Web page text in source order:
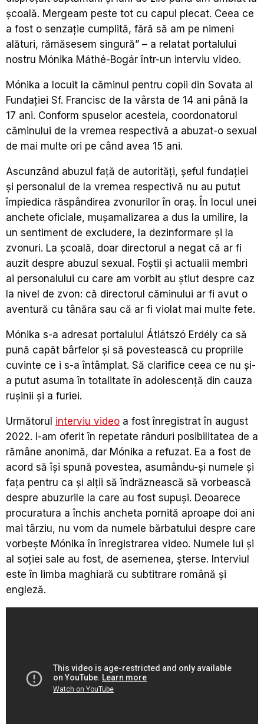
școală. Mergeam peste tot cu capul plecat. Ceea ce
a fost o senzație cumplită, fără să am pe nimeni
alături, rămăsesem singură” – a relatat portalului
nostru Mónika Máthé-Bogár într-un interviu video.
Mónika a locuit la căminul pentru copii din Sovata al
Fundației Sf. Francisc de la vârsta de 14 ani până la
17 ani. Conform spuselor acesteia, coordonatorul
căminului de la vremea respectivă a abuzat-o sexual
de mai multe ori pe când avea 15 ani.
Ascunzând abuzul față de autorități, șeful fundației
și personalul de la vremea respectivă nu au putut
împiedica răspândirea zvonurilor în oraș. În locul unei
anchete oficiale, mușamalizarea a dus la umilire, la
un sentiment de excludere, la dezinformare și la
zvonuri. La școală, doar directorul a negat că ar fi
auzit despre abuzul sexual. Foștii și actualii membri
ai personalului cu care am vorbit au știut despre caz
la nivel de zvon: că directorul căminului ar fi avut o
aventură cu tânăra sau că ar fi violat mai multe fete.
Mónika s-a adresat portalului Átlátszó Erdély ca să
pună capăt bârfelor și să povestească cu propriile
cuvinte ce i s-a întâmplat. Să clarifice ceea ce nu și-
a putut asuma în totalitate în adolescență din cauza
rușinii și a furiei.
Următorul interviu video a fost înregistrat în august
2022. I-am oferit în repetate rânduri posibilitatea de a
rămâne anonimă, dar Mónika a refuzat. Ea a fost de
acord să își spună povestea, asumându-și numele și
fața pentru ca și alții să îndrăznească să vorbească
despre abuzurile la care au fost supuși. Deoarece
procuratura a închis ancheta pornită aproape doi ani
mai târziu, nu vom da numele bărbatului despre care
vorbește Mónika în înregistrarea video. Numele lui și
al soției sale au fost, de asemenea, șterse. Interviul
este în limba maghiară cu subtitrare română și
engleză.